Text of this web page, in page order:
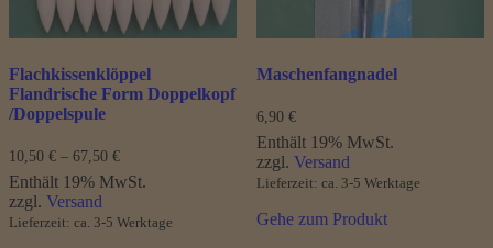
gewählt
werden
Flachkissenklöppel
Flandrische Form Doppelkopf
/Doppelspule
10,50 € – 67,50 €Preisspanne:
10,50 €
bis
Enthält 19% MwSt.
zzgl. Versand
Lieferzeit: ca. 3-5 Werktage
Maschenfangnadel
6,90 €
Enthält 19% MwSt.
zzgl. Versand
Lieferzeit: ca. 3-5 Werktage
Gehe zum Produkt